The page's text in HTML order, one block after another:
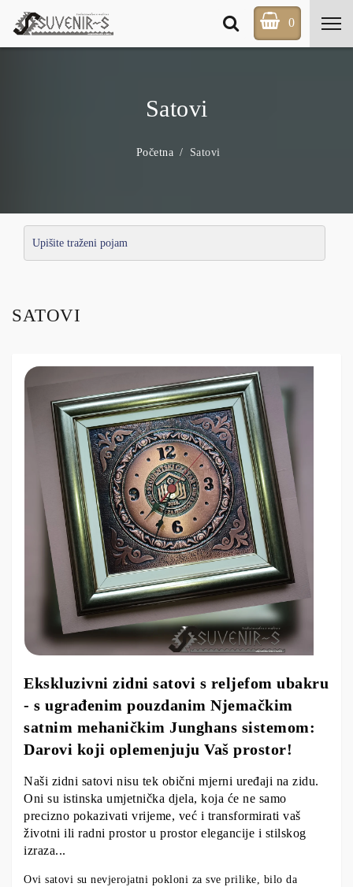
0
Satovi
Početna Satovi
SATOVI
Ekskluzivni zidni satovi s reljefom ubakru
- s ugrađenim pouzdanim Njemačkim
satnim mehaničkim Junghans sistemom:
Darovi koji oplemenjuju Vaš prostor!
Naši zidni satovi nisu tek obični mjerni uređaji na zidu.
Oni su istinska umjetnička djela, koja će ne samo
precizno pokazivati vrijeme, već i transformirati vaš
životni ili radni prostor u prostor elegancije i stilskog
izraza...
Ovi satovi su nevjerojatni pokloni za sve prilike, bilo da